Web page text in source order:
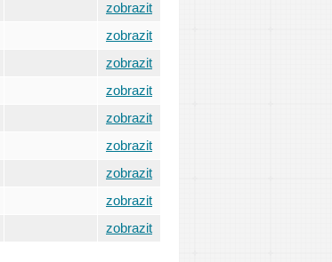
zobrazit
zobrazit
zobrazit
zobrazit
zobrazit
zobrazit
zobrazit
zobrazit
zobrazit